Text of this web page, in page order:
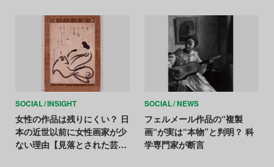
るアートの価値を問う
SOCIAL INSIGHT
女性の作品は残りにくい？ 日
本の近世以前に女性画家が少
ない理由【見落とされた芸術
SOCIAL NEWS
フェルメール作品の“複製
画“が実は“本物”と判明？ 科
学専門家が断言